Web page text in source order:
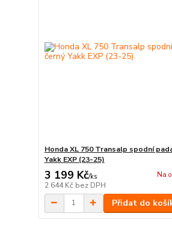
Honda XL 750 Transalp spodní
Yakk EXP (23-25)
3 199 Kč/ks
2 644 Kč bez DPH
Na
Přidat do